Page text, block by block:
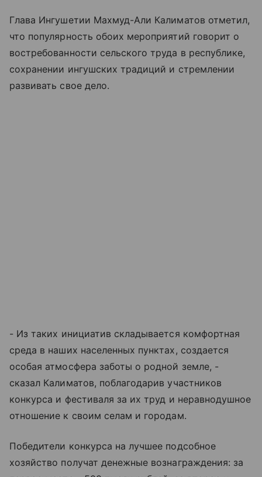
Глава Ингушетии Махмуд-Али Калиматов отметил,
что популярность обоих мероприятий говорит о
востребованности сельского труда в республике,
сохранении ингушских традиций и стремлении
развивать свое дело.
- Из таких инициатив складывается комфортная
среда в наших населенных пунктах, создается
особая атмосфера заботы о родной земле, -
сказал Калиматов, поблагодарив участников
конкурса и фестиваля за их труд и неравнодушное
отношение к своим селам и городам.
Победители конкурса на лучшее подсобное
хозяйство получат денежные вознаграждения: за